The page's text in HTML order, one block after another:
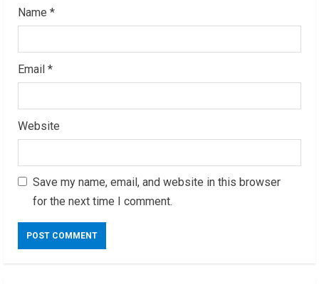
Name *
Email *
Website
Save my name, email, and website in this browser
for the next time I comment.